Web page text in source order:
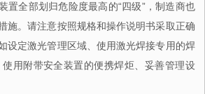
置全部划归危险度最高的“四级”，制造商也
施。请注意按照规格和操作说明书采取正确
设定激光管理区域、使用激光焊接专用的焊
用附带安全装置的便携焊炬、妥善管理设